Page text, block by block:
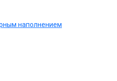
наполнением